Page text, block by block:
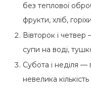
без теплової
фрукти, хліб,
Вівторок і четвер
супи на воді,
Субота і неділя —
невелика